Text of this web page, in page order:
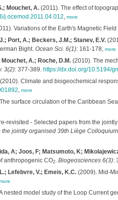
Mouchet, A.(2011). The effect of
j.ocemod.2011.04.012, more
Variations of the Earth's Magnetic
Port, A.; Beckers, J.M.; Stanev, E.V.
Bight. Ocean Sci. 6(1): 161-178, more
A.; Roche, D.M.(2010). The
3(2): 377-389. https://dx.doi.org/10.5194/
Climate and biogeochemical
, more
surface circulation of the Caribbean
revisited - Selected papers from the
jointly organised 39th Liège
A; Joos, F; Matsumoto, K;
anthropogenic CO2. Biogeosciences 6(3):
Lefebvre, V.; Emeis, K.C.(2009). Mid-
nested model study of the Loop Current